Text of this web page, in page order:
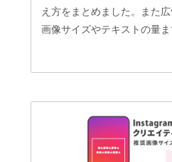
え方をまとめました。また
画像サイズやテキストの量
た。はじめてFacebook広告
してみてください。